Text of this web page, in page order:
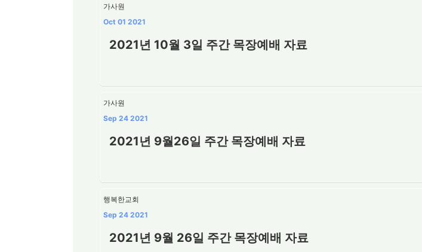
가사원
Oct 01 2021
2021년 10월 3일 주간 목장예배 자료
가사원
Sep 24 2021
2021년 9월26일 주간 목장예배 자료
행복한교회
Sep 24 2021
2021년 9월 26일 주간 목장예배 자료